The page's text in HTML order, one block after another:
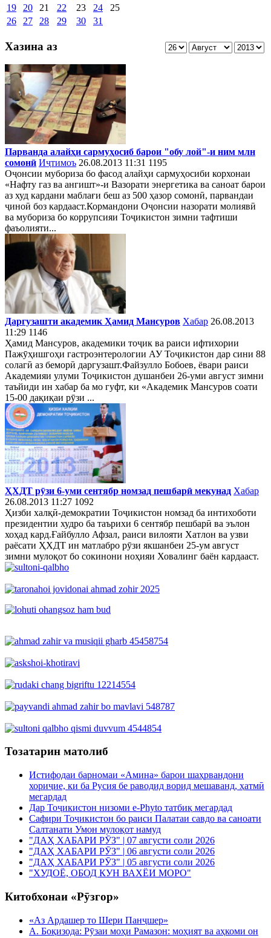
19
20 21 22 23 24
25
26
27 28 29 30 31
Хазина аз
Парванда алайҳи сармуҳосиб барои "обу лой"-и ним млн
сомонӣ Иҷтимоъ 26.08.2013 11:31 1195
Оҷонсии мубориза бо фасод алайҳи сармуҳосиби корхонаи
«Нафту газ ва ангишт»-и Вазорати энергетика ва саноат барои
аз худ кардани маблағи беш аз 500 ҳазор сомонӣ, парвандаи
ҷиноӣ боз кардааст.Кормандони Оҷонсии назорати молиявӣ
ва мубориза бо коррупсияи Тоҷикистон зимни тафтиши
фаъолияти...
Даргузашти академик Ҳамид Мансуров Хабар 26.08.2013
11:29 1146
Ҳамид Мансуров, академики тоҷик ва раиси ифтихории
Пажӯҳишгоҳи гастроэнтерологии АУ Тоҷикистон дар сини 88
солагӣ аз беморӣ даргузашт.Файзулло Бобоев, ёвари раиси
Академияи улуми Тоҷикистон душанбеи 26-уми август зимни
таъйиди ин хабар ба мо гуфт, ки «Академик Мансуров соати
15-00 дақиқаи рӯзи ...
ҲХДТ рӯзи 6-уми сентябр номзад пешбарӣ мекунад Хабар
26.08.2013 11:27 1092
Ҳизби халқӣ-демократии Тоҷикистон номзад ба интихоботи
президентии худро ба таърихи 6 сентябр пешбарӣ ва эълон
хоҳад кард.Ғайбулло Афзал, раиси вилояти Хатлон ва узви
раёсати ҲХДТ ин матлабро рӯзи якшанбеи 25-ум август
зимни мулоқот бо сокинони ноҳияи Ховалинг баён кардааст.
Тозатарин матолиб
Истифодаи барномаи «Амина» барои шаҳрвандони
хориҷие, ки ба Русия бе раводид ворид мешаванд, ҳатмӣ
мегардад
Дар Тоҷикистон низоми e-Phyto татбиқ мегардад
Сафири Тоҷикистон бо раиси Палатаи савдо ва саноати
Салтанати Умон мулоқот намуд
"ДАҲ ХАБАРИ РӮЗ" | 07 августи соли 2026
"ДАҲ ХАБАРИ РӮЗ" | 06 августи соли 2026
"ДАҲ ХАБАРИ РӮЗ" | 05 августи соли 2026
"ХУДОЁ, ОБОД КУН ВАХЁИ МОРО"
Китобхонаи «Рӯзгор»
«Аз Ардашер то Шери Панҷшер»
А. Боқизода: Рӯзаи моҳи Рамазон: моҳият ва аҳкоми он